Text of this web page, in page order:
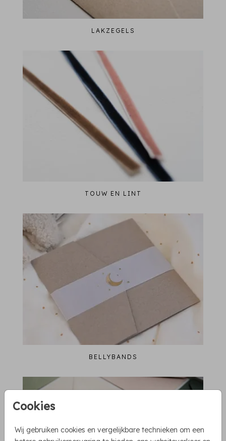
Cookies
Wij gebruiken cookies en vergelijkbare technieken om een
LAKZEGELS
TOUW EN LINT
BELLYBANDS